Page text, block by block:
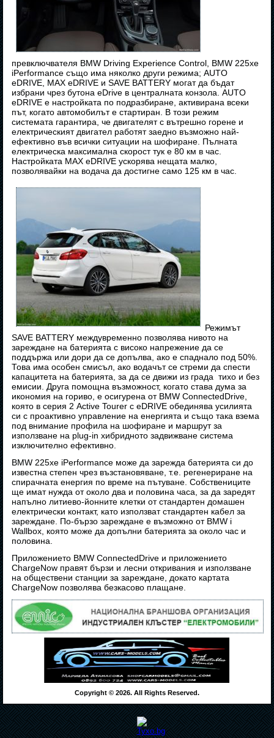
превключвателя BMW Driving Experience Control, BMW 225xe
iPerformance също има няколко други режима; AUTO
eDRIVE, MAX eDRIVE и SAVE BATTERY могат да бъдат
избрани чрез бутона eDrive в централната конзола. AUTO
eDRIVE е настройката по подразбиране, активирана всеки
път, когато автомобилът е стартиран. В този режим
системата гарантира, че двигателят с вътрешно горене и
електрическият двигател работят заедно възможно най-
ефективно във всички ситуации на шофиране. Пълната
електрическа максимална скорост тук е 80 км в час.
Настройката MAX eDRIVE ускорява нещата малко,
позволявайки на водача да достигне само 125 км в час.
Режимът
SAVE BATTERY междувременно позволява нивото на
зареждане на батерията с високо напрежение да се
поддържа или дори да се допълва, ако е спаднало под 50%.
Това има особен смисъл, ако водачът се стреми да спести
капацитета на батерията, за да се движи из града тихо и без
емисии. Друга помощна възможност, когато става дума за
икономия на гориво, е осигурена от BMW ConnectedDrive,
която в серия 2 Active Tourer с eDRIVE обединява усилията
си с проактивно управление на енергията и също така взема
под внимание профила на шофиране и маршрут за
използване на plug-in хибридното задвижване система
изключително ефективно.
BMW 225xe iPerformance може да зарежда батерията си до
известна степен чрез възстановяване, т.е. регенериране на
спирачната енергия по време на пътуване. Собствениците
ще имат нужда от около два и половина часа, за да заредят
напълно литиево-йонните клетки от стандартен домашен
електрически контакт, като използват стандартен кабел за
зареждане. По-бързо зареждане е възможно от BMW i
Wallbox, която може да допълни батерията за около час и
половина.
Приложението BMW ConnectedDrive и приложението
ChargeNow правят бързи и лесни откривания и използване
на обществени станции за зареждане, докато картата
ChargeNow позволява безкасово плащане.
Copyright © 2026. All Rights Reserved.